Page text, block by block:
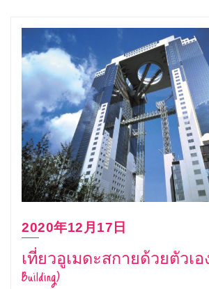
2020年12月17日
เที่ยวอูเมดะสกายด้วยตัวเอง
Building)